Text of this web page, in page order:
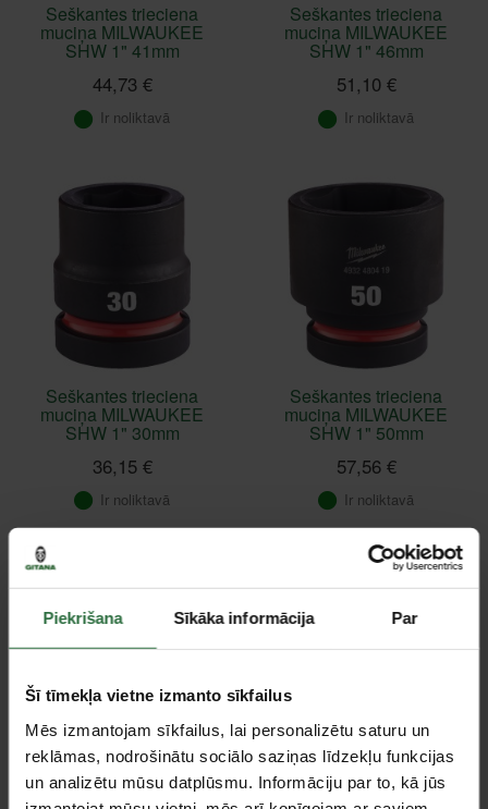
Piekrišana Sīkāka informācija Par
Šī tīmekļa vietne izmanto sīkfailus
Mēs izmantojam sīkfailus, lai personalizētu saturu un
reklāmas, nodrošinātu sociālo saziņas līdzekļu funkcijas
un analizētu mūsu datplūsmu. Informāciju par to, kā jūs
Seškantes trieciena
muciņa MILWAUKEE
SHW 1" 41mm
44,73 €
Ir noliktavā
Seškantes trieciena
muciņa MILWAUKEE
SHW 1" 46mm
51,10 €
Ir noliktavā
Seškantes trieciena
muciņa MILWAUKEE
SHW 1" 30mm
36,15 €
Ir noliktavā
Seškantes trieciena
muciņa MILWAUKEE
SHW 1" 50mm
57,56 €
Ir noliktavā
Seškantes trieciena
muciņa MILWAUKEE
Seškantes trieciena
muciņa MILWAUKEE